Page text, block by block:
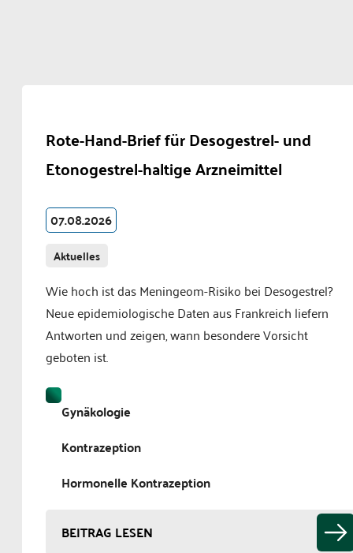
Rote-Hand-Brief für Desogestrel- und
Etonogestrel-haltige Arzneimittel
07.08.2026
Aktuelles
Wie hoch ist das Meningeom-Risiko bei Desogestrel?
Neue epidemiologische Daten aus Frankreich liefern
Antworten und zeigen, wann besondere Vorsicht
geboten ist.
Gynäkologie
Kontrazeption
Hormonelle Kontrazeption
BEITRAG LESEN